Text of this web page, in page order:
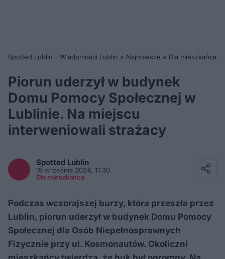
Spotted Lublin - Wiadomości Lublin » Najnowsze » Dla mieszkańca
Piorun uderzył w budynek
Domu Pomocy Społecznej w
Lublinie. Na miejscu
interweniowali strażacy
Spotted Lublin
19 września 2024, 11:30
Dla mieszkańca
Podczas wczorajszej burzy, która przeszła przez
Lublin, piorun uderzył w budynek Domu Pomocy
Społecznej dla Osób Niepełnosprawnych
Fizycznie przy ul. Kosmonautów. Okoliczni